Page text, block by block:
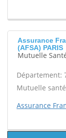
Assurance
(AFSA) PARIS
Mutuelle
Département:
Mutuelle
Assurance